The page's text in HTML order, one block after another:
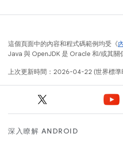
這個頁面中的內容和程式碼範例均受《
Java 與 OpenJDK 是 Oracle 和/或其關
上次更新時間：2026-04-22 (世界標準
深入瞭解 ANDROID